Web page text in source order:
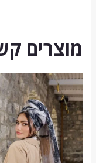
מוצרים